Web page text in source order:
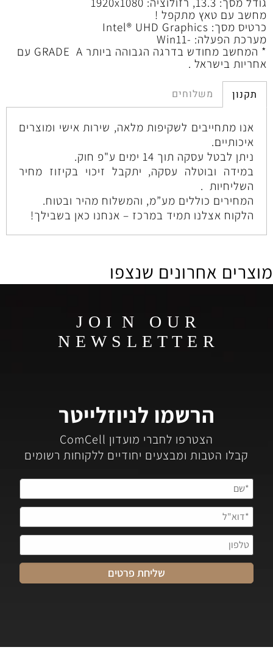
מחשב עם טאץ מתקפל !
כרטיס מסך: Intel® UHD Graphics
מערכת הפעלה: -Win11
* המחשב מחודש בדרגה הגבוהה ביותר GRADE A עם
אחריות בישראל .
תקנון משלוחים
אנו מתחייבים לשקיפות מלאה, שירות אישי ומוצרים
איכותיים.
ניתן לבטל עסקה תוך 14 ימים ע"פ חוק.
במידה ובוטלה עסקה, יתקבל זיכוי בקיזוז מחיר
השליחיות .
המחירים כוללים מע”מ, והמשלוח מהיר ובטוח.
הלקוח אצלנו תמיד במרכז – אנחנו כאן בשבילך!
מוצרים אחרונים שנצפו
J O I N O U R
N E W S L E T T E R
הרשמו לניוזלייטר
הצטרפו לחברי מועדון ComCell
קבלו הטבות ומבצעים יחודיים ללקוחות רשומים